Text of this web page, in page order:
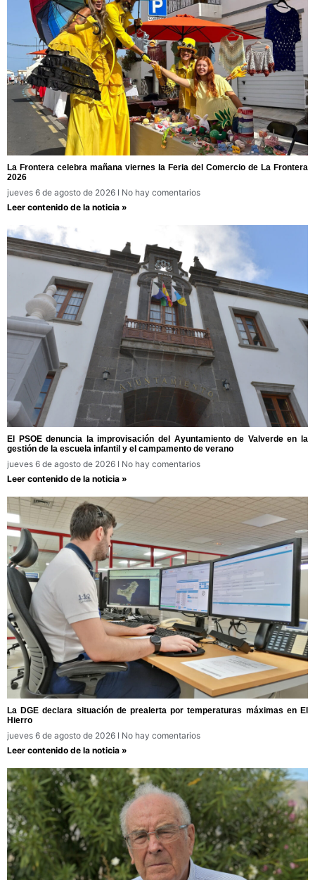
La Frontera celebra mañana viernes la Feria del Comercio de La Frontera
2026
jueves 6 de agosto de 2026
No hay comentarios
Leer contenido de la noticia »
El PSOE denuncia la improvisación del Ayuntamiento de Valverde en la
gestión de la escuela infantil y el campamento de verano
jueves 6 de agosto de 2026
No hay comentarios
Leer contenido de la noticia »
La DGE declara situación de prealerta por temperaturas máximas en El
Hierro
jueves 6 de agosto de 2026
No hay comentarios
Leer contenido de la noticia »